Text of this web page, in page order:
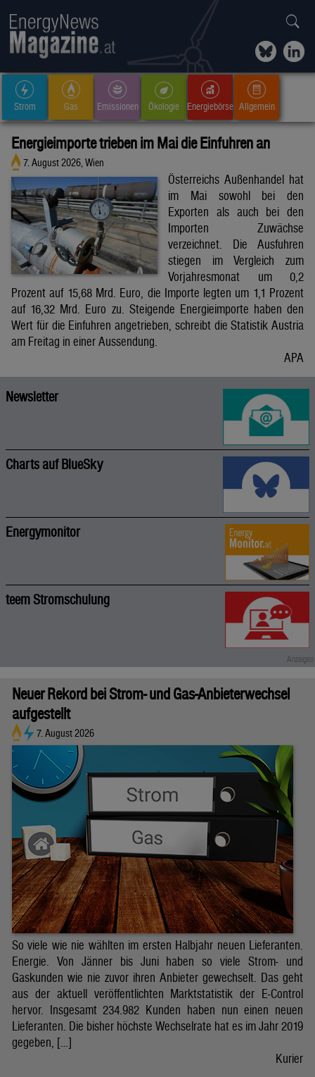
Strom Gas Emissionen Ökologie Energiebörse Allgemein
Energieimporte trieben im Mai die Einfuhren an
7. August 2026, Wien
Österreichs Außenhandel hat
im Mai sowohl bei den
Exporten als auch bei den
Importen Zuwächse
verzeichnet. Die Ausfuhren
stiegen im Vergleich zum
Vorjahresmonat um 0,2
Prozent auf 15,68 Mrd. Euro, die Importe legten um 1,1 Prozent
auf 16,32 Mrd. Euro zu. Steigende Energieimporte haben den
Wert für die Einfuhren angetrieben, schreibt die Statistik Austria
am Freitag in einer Aussendung.
APA
Newsletter
Charts auf BlueSky
Energymonitor
teem Stromschulung
Neuer Rekord bei Strom- und Gas-Anbieterwechsel
aufgestellt
7. August 2026
So viele wie nie wählten im ersten Halbjahr neuen Lieferanten.
Energie. Von Jänner bis Juni haben so viele Strom- und
Gaskunden wie nie zuvor ihren Anbieter gewechselt. Das geht
aus der aktuell veröffentlichten Marktstatistik der E-Control
hervor. Insgesamt 234.982 Kunden haben nun einen neuen
Lieferanten. Die bisher höchste Wechselrate hat es im Jahr 2019
gegeben, […]
Kurier